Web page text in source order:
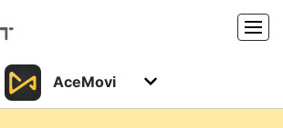
Produits
AceMovi